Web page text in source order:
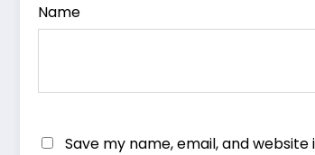
Name
Save my name, email, and